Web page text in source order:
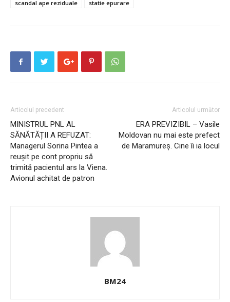
scandal ape reziduale
statie epurare
Articolul precedent
MINISTRUL PNL AL
SĂNĂTĂȚII A REFUZAT:
Managerul Sorina Pintea a
reușit pe cont propriu să
trimită pacientul ars la Viena.
Avionul achitat de patron
Articolul următor
ERA PREVIZIBIL – Vasile
Moldovan nu mai este prefect
de Maramureș. Cine îi ia locul
BM24